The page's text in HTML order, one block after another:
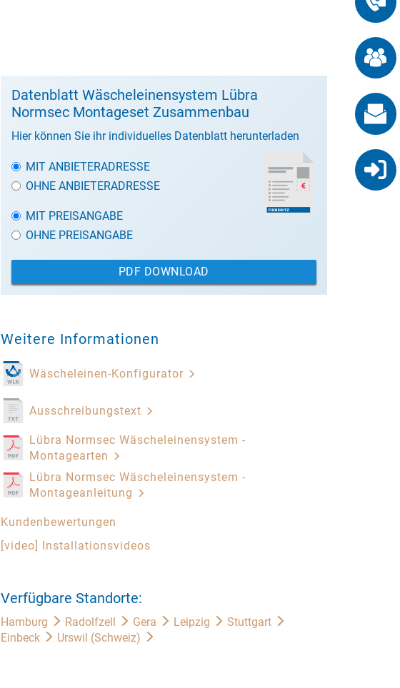
Datenblatt Wäscheleinensystem Lübra
Normsec Montageset Zusammenbau
Hier können Sie ihr individuelles Datenblatt herunterladen
MIT ANBIETERADRESSE
OHNE ANBIETERADRESSE
MIT PREISANGABE
OHNE PREISANGABE
PDF DOWNLOAD
Weitere Informationen
Wäscheleinen-Konfigurator
Ausschreibungstext
Lübra Normsec Wäscheleinensystem -
Montagearten
Lübra Normsec Wäscheleinensystem -
Montageanleitung
Kundenbewertungen
[video] Installationsvideos
Verfügbare Standorte:
Hamburg Radolfzell Gera Leipzig
Stuttgart
Einbeck
Urswil (Schweiz)